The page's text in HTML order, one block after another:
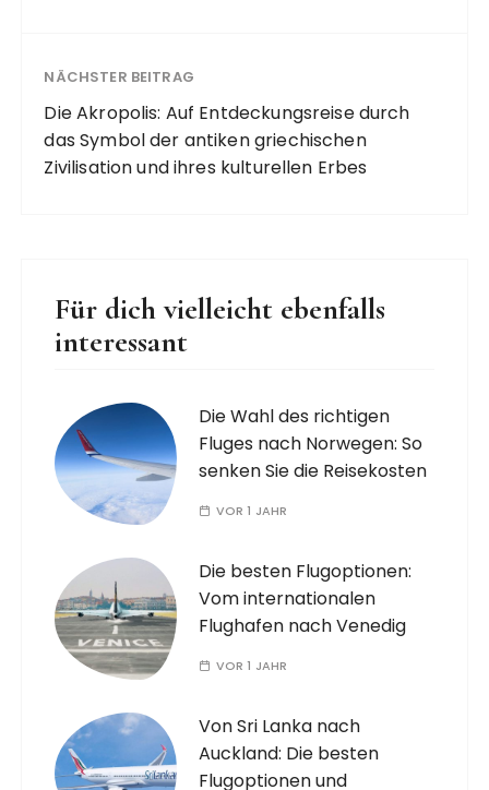
NÄCHSTER BEITRAG
Die Akropolis: Auf Entdeckungsreise durch
das Symbol der antiken griechischen
Zivilisation und ihres kulturellen Erbes
Für dich vielleicht ebenfalls
interessant
Die Wahl des richtigen
Fluges nach Norwegen: So
senken Sie die Reisekosten
VOR 1 JAHR
Die besten Flugoptionen:
Vom internationalen
Flughafen nach Venedig
VOR 1 JAHR
Von Sri Lanka nach
Auckland: Die besten
Flugoptionen und